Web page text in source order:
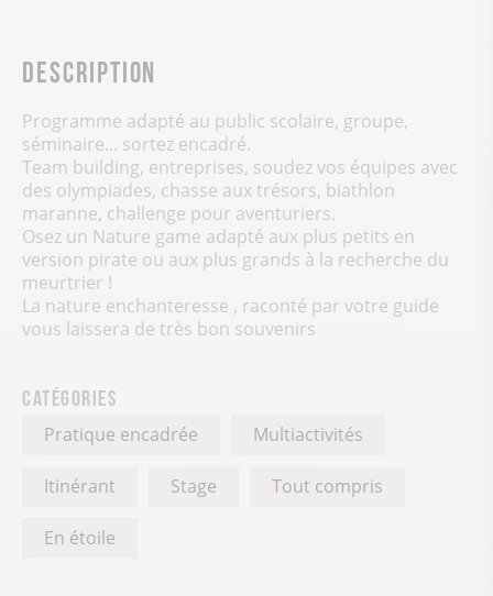
Description
Programme adapté au public scolaire, groupe,
séminaire... sortez encadré.
Team building, entreprises, soudez vos équipes avec
des olympiades, chasse aux trésors, biathlon
maranne, challenge pour aventuriers.
Osez un Nature game adapté aux plus petits en
version pirate ou aux plus grands à la recherche du
meurtrier !
La nature enchanteresse , raconté par votre guide
vous laissera de très bon souvenirs
Catégories
Pratique encadrée Multiactivités
Itinérant Stage Tout compris
En étoile